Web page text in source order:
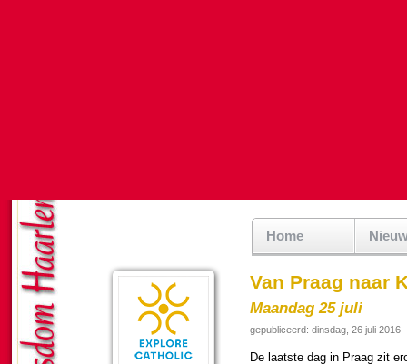
Home
Van Praag naar
Maandag 25 juli
gepubliceerd: dinsdag, 26 juli 2016
De laatste dag in Praag zit